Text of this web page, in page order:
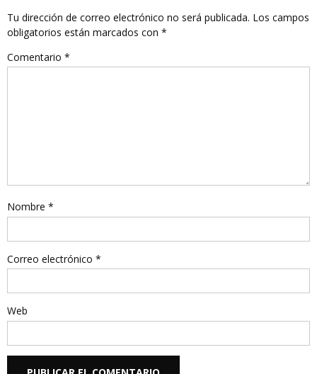
Tu dirección de correo electrónico no será publicada. Los campos
obligatorios están marcados con *
Comentario *
Nombre *
Correo electrónico *
Web